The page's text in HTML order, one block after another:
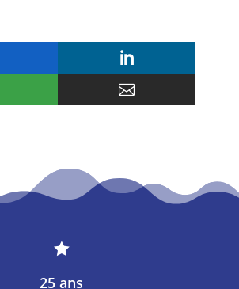



25 ans